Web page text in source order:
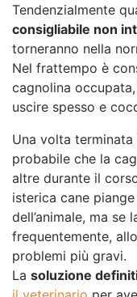
Tendenzialmente
consigliabile non
torneranno nella
Nel frattempo è
cagnolina
uscire spesso e
Una volta
probabile che la
altre durante il
isterica cane piange
dell’animale, ma se
frequentemente,
problemi più gravi.
La soluzione